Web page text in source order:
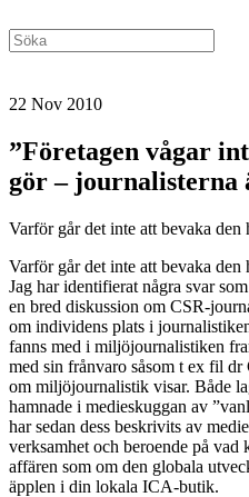
22 Nov 2010
”Företagen vågar
gör – journalisterna
Varför går det inte att bevaka
Varför går det inte att bevaka
Jag har identifierat några svar
en bred diskussion om CSR-
om individens plats i
fanns med i miljöjournalistiken
med sin frånvaro såsom t ex fil
om miljöjournalistik visar. Både
hamnade i medieskuggan av
har sedan dess beskrivits av
verksamhet och beroende på vad
affären som om den globala
äpplen i din lokala ICA-butik.